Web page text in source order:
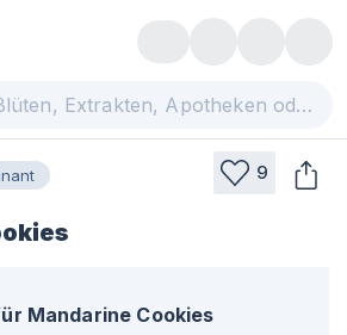
9
Mandarine Cookies